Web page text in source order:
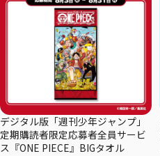
デジタル版「週刊少年ジャンプ」
定期購読者限定応募者全員サービ
ス『ONE PIECE』BIGタオル